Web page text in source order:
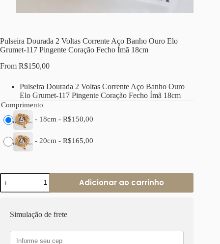
Pulseira Dourada 2 Voltas Corrente Aço Banho Ouro Elo
Grumet-117 Pingente Coração Fecho Ímã 18cm
From R$150,00
Pulseira Dourada 2 Voltas Corrente Aço Banho Ouro
Elo Grumet-117 Pingente Coração Fecho Ímã 18cm
Comprimento
- 18cm - R$150,00
- 20cm - R$165,00
Pulseira
Dourada
2
Aço
Ouro
Adicionar ao carrinho
Simulação de frete